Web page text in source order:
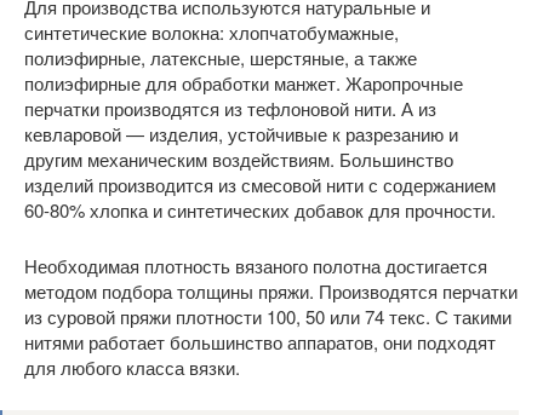
Для производства используются натуральные и
синтетические волокна: хлопчатобумажные,
полиэфирные, латексные, шерстяные, а также
полиэфирные для обработки манжет. Жаропрочные
перчатки производятся из тефлоновой нити. А из
кевларовой — изделия, устойчивые к разрезанию и
другим механическим воздействиям. Большинство
изделий производится из смесовой нити с содержанием
60-80% хлопка и синтетических добавок для прочности.
Необходимая плотность вязаного полотна достигается
методом подбора толщины пряжи. Производятся перчатки
из суровой пряжи плотности 100, 50 или 74 текс. С такими
нитями работает большинство аппаратов, они подходят
для любого класса вязки.